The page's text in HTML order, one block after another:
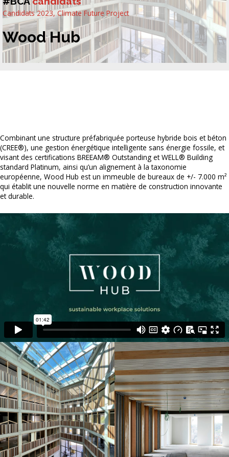
Candidats 2023,Climate Future Project
Wood Hub
Combinant une structure préfabriquée porteuse hybride bois et béton
(CREE®), une gestion énergétique intelligente sans énergie fossile, et
visant des certifications BREEAM® Outstanding et WELL® Building
standard Platinum, ainsi qu’un alignement à la taxonomie
européenne, Wood Hub est un immeuble de bureaux de +/- 7.000 m²
qui établit une nouvelle norme en matière de construction innovante
et durable.